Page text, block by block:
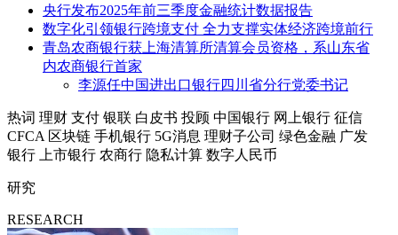
央行发布2025年前三季度金融统计数据报告
数字化引领银行跨境支付 全力支撑实体经济跨境前行
青岛农商银行获上海清算所清算会员资格，系山东省
内农商银行首家
李源任中国进出口银行四川省分行党委书记
热词 理财 支付 银联 白皮书 投顾 中国银行 网上银行 征信
CFCA 区块链 手机银行 5G消息 理财子公司 绿色金融 广发
银行
上市银行 农商行 隐私计算 数字人民币
研究
RESEARCH